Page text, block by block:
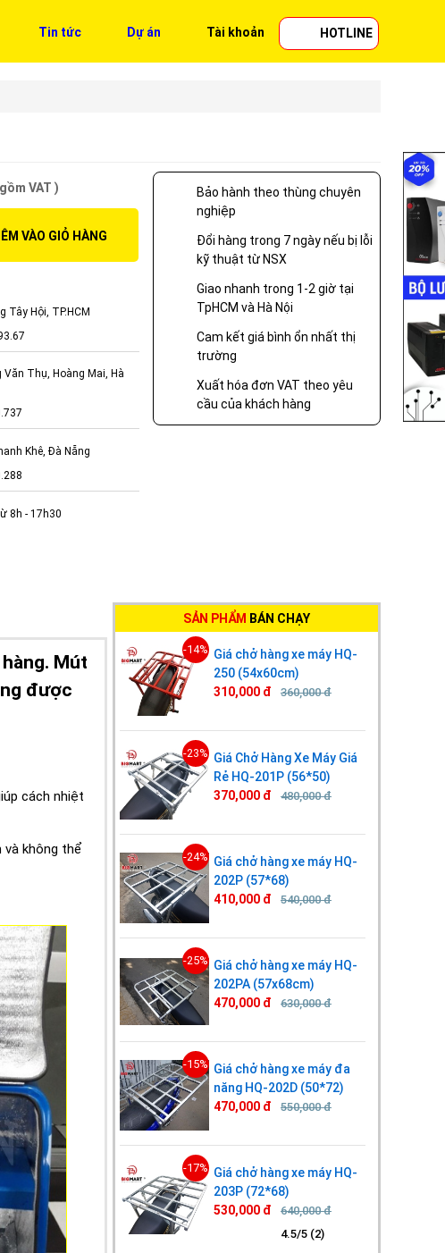
Tin tức Dự án Tài khoản HOTLINE
VAT )
VÀO GIỎ HÀNG
Tây Hội, TP.HCM
Thụ, Hoàng Mai, Hà
Khê, Đà Nẵng
8h - 17h30
Bảo hành theo thùng chuyên
nghiệp
Đổi hàng trong 7 ngày nếu bị lỗi
kỹ thuật từ NSX
Giao nhanh trong 1-2 giờ tại
TpHCM và Hà Nội
Cam kết giá bình ổn nhất thị
trường
Xuất hóa đơn VAT theo yêu
cầu của khách hàng
Mút
được
cách nhiệt
không thể
SẢN PHẨM BÁN CHẠY
-14% Giá chở hàng xe máy HQ-
250 (54x60cm)
310,000 đ
360,000 đ
-23% Giá Chở Hàng Xe Máy Giá
Rẻ HQ-201P (56*50)
370,000 đ
480,000 đ
-24% Giá chở hàng xe máy HQ-
202P (57*68)
410,000 đ
540,000 đ
-25% Giá chở hàng xe máy HQ-
202PA (57x68cm)
470,000 đ
630,000 đ
-15% Giá chở hàng xe máy đa
năng HQ-202D (50*72)
470,000 đ
550,000 đ
-17% Giá chở hàng xe máy HQ-
203P (72*68)
530,000 đ
640,000 đ
4.5/5 (2)